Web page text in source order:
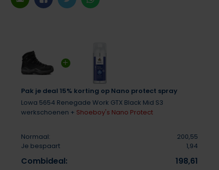
Pak je deal 15% korting op Nano protect spray
Lowa 5654 Renegade Work GTX Black Mid S3
werkschoenen + Shoeboy's Nano Protect
Normaal:
200,55
Je bespaart
1,94
Combideal: 198,61